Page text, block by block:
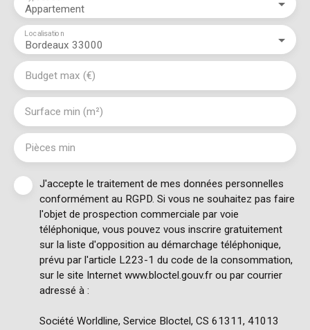
Appartement
Bordeaux 33000
Localisation
Budget max (€)
Surface min (m²)
Pièces min
J'accepte le traitement de mes données personnelles
conformément au RGPD. Si vous ne souhaitez pas faire
l'objet de prospection commerciale par voie
téléphonique, vous pouvez vous inscrire gratuitement
sur la liste d'opposition au démarchage téléphonique,
prévu par l'article L223-1 du code de la consommation,
sur le site Internet www.bloctel.gouv.fr ou par courrier
adressé à :
Société Worldline, Service Bloctel, CS 61311, 41013